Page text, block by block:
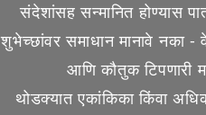
संदेशांसह सन्मानित होण्यास
शुभेच्छांवर समाधान मानावे नका
आणि कौतुक टिपणारी
थोडक्यात एकांकिका किंवा